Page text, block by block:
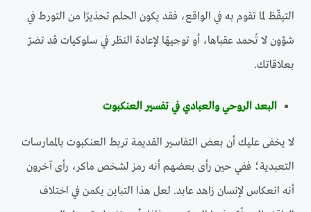
التيقّظ لما تقوم به في الواقع، فقد يكون الحلم تحذيرًا من التورط في
شؤون لا تُحمد عقباها، أو توجيهًا لإعادة النظر في سلوكيات قد تضرّ
بعلاقاتك.
البعد الروحي والعبادي في تفسير العنكبوت
لا يخفى عليك أن بعض التفاسير القديمة تربط العنكبوت بالممارسات
التعبدية؛ ففي حين رأى بعضهم أنه رمز لشخص ماكر، رأى آخرون
أنه انعكاس لإنسان زاهد عابد. لعل هذا التباين يكمن في اختلاف